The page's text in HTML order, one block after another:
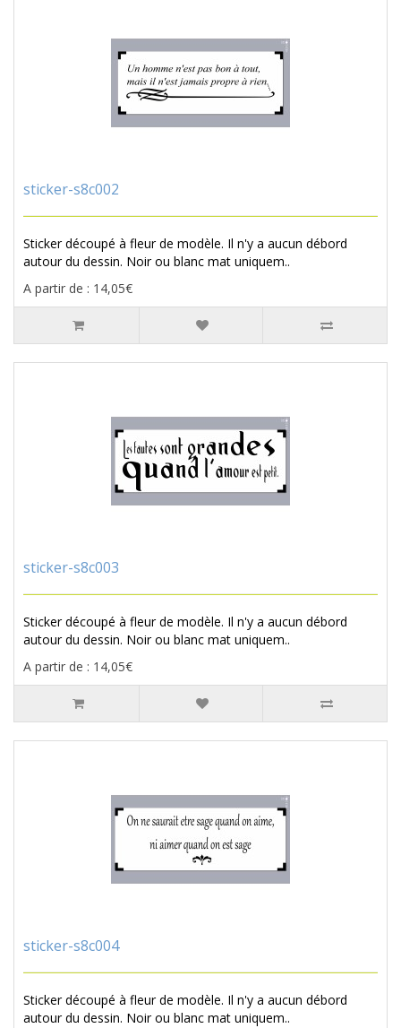
sticker-s8c002
Sticker découpé à fleur de modèle. Il n'y a aucun débord
autour du dessin. Noir ou blanc mat uniquem..
A partir de : 14,05€
sticker-s8c003
Sticker découpé à fleur de modèle. Il n'y a aucun débord
autour du dessin. Noir ou blanc mat uniquem..
A partir de : 14,05€
sticker-s8c004
Sticker découpé à fleur de modèle. Il n'y a aucun débord
autour du dessin. Noir ou blanc mat uniquem..